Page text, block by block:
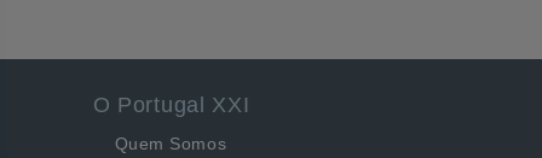
O Portugal XXI
Quem Somos